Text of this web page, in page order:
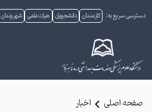
دسترسی سریع به: کارمندان دانشجویان هیات علمی شهروندان
صفحه اصلی اخبار